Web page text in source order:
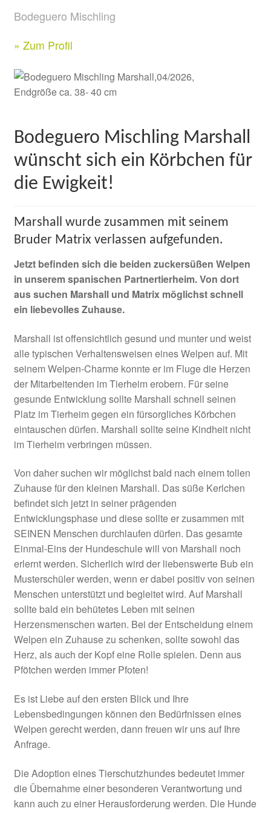
Formulare
Kontakt & Rechtliches
Facebook
Bodeguero Mischling
» Zum Profil
Bodeguero Mischling Marshall
wünscht sich ein Körbchen für
die Ewigkeit!
Marshall wurde zusammen mit seinem
Bruder Matrix verlassen aufgefunden.
Jetzt befinden sich die beiden zuckersüßen Welpen
in unserem spanischen Partnertierheim. Von dort
aus suchen Marshall und Matrix möglichst schnell
ein liebevolles Zuhause.
Marshall ist offensichtlich gesund und munter und weist
alle typischen Verhaltensweisen eines Welpen auf. Mit
seinem Welpen-Charme konnte er im Fluge die Herzen
der Mitarbeitenden im Tierheim erobern. Für seine
gesunde Entwicklung sollte Marshall schnell seinen
Platz im Tierheim gegen ein fürsorgliches Körbchen
eintauschen dürfen. Marshall sollte seine Kindheit nicht
im Tierheim verbringen müssen.
Von daher suchen wir möglichst bald nach einem tollen
Zuhause für den kleinen Marshall. Das süße Kerlchen
befindet sich jetzt in seiner prägenden
Entwicklungsphase und diese sollte er zusammen mit
SEINEN Menschen durchlaufen dürfen. Das gesamte
Einmal-Eins der Hundeschule will von Marshall noch
erlernt werden. Sicherlich wird der liebenswerte Bub ein
Musterschüler werden, wenn er dabei positiv von seinen
Menschen unterstützt und begleitet wird. Auf Marshall
sollte bald ein behütetes Leben mit seinen
Herzensmenschen warten. Bei der Entscheidung einem
Welpen ein Zuhause zu schenken, sollte sowohl das
Herz, als auch der Kopf eine Rolle spielen. Denn aus
Pfötchen werden immer Pfoten!
Es ist Liebe auf den ersten Blick und Ihre
Lebensbedingungen können den Bedürfnissen eines
Welpen gerecht werden, dann freuen wir uns auf Ihre
Anfrage.
Die Adoption eines Tierschutzhundes bedeutet immer
die Übernahme einer besonderen Verantwortung und
kann auch zu einer Herausforderung werden. Die Hunde